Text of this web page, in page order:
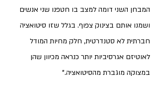
המבחן השני דומה למצב בו חטפנו שני אנשים
ושמנו אותם בצינוק צפוף. בגלל שזו סיטואציה
חברתית לא סטנדרטית, חלק מחיות המודל
לאוטיזם אגרסיביות יותר כנראה מכיוון שהן
במצוקה מוגברת מהסיטואציה."